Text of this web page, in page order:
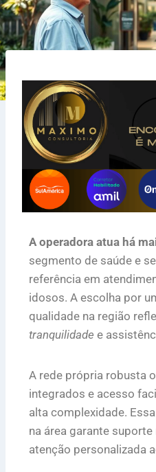
A operadora atua há
segmento de saúde e
referência em
idosos. A escolha por
qualidade na região
tranquilidade e
A rede própria robusta
integrados e acesso
alta complexidade.
na área garante
atenção personalizada